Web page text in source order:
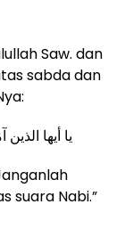
Saw. dan
sabda dan
يا أيها
suara Nabi.”